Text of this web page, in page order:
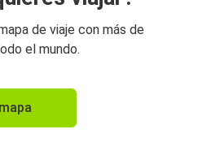
de viaje con más de
el mundo.